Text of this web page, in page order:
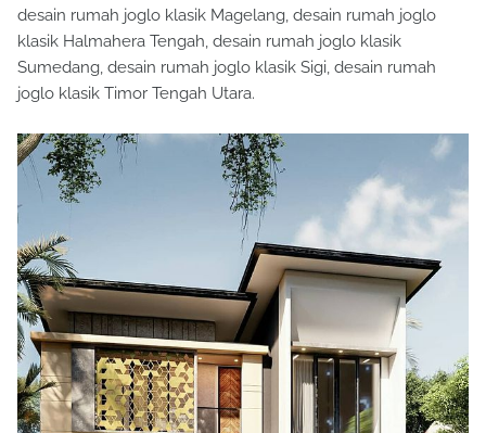
desain rumah joglo klasik Magelang, desain rumah joglo
klasik Halmahera Tengah, desain rumah joglo klasik
Sumedang, desain rumah joglo klasik Sigi, desain rumah
joglo klasik Timor Tengah Utara.